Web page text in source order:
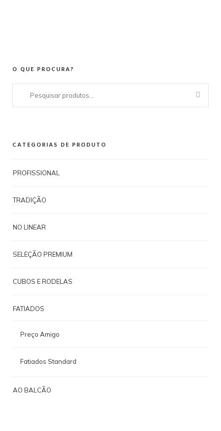
O QUE PROCURA?
CATEGORIAS DE PRODUTO
PROFISSIONAL
TRADIÇÃO
NO LINEAR
SELEÇÃO PREMIUM
CUBOS E RODELAS
FATIADOS
Preço Amigo
Fatiados Standard
AO BALCÃO